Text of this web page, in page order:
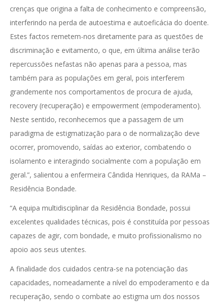
crenças que origina a falta de conhecimento e compreensão,
interferindo na perda de autoestima e autoeficácia do doente.
Estes factos remetem-nos diretamente para as questões de
discriminação e evitamento, o que, em última análise terão
repercussões nefastas não apenas para a pessoa, mas
também para as populações em geral, pois interferem
grandemente nos comportamentos de procura de ajuda,
recovery (recuperação) e empowerment (empoderamento).
Neste sentido, reconhecemos que a passagem de um
paradigma de estigmatização para o de normalização deve
ocorrer, promovendo, saídas ao exterior, combatendo o
isolamento e interagindo socialmente com a população em
geral.”, salientou a enfermeira Cândida Henriques, da RAMa –
Residência Bondade.
“A equipa multidisciplinar da Residência Bondade, possui
excelentes qualidades técnicas, pois é constituída por pessoas
capazes de agir, com bondade, e muito profissionalismo no
apoio aos seus utentes.
A finalidade dos cuidados centra-se na potenciação das
capacidades, nomeadamente a nível do empoderamento e da
recuperação, sendo o combate ao estigma um dos nossos